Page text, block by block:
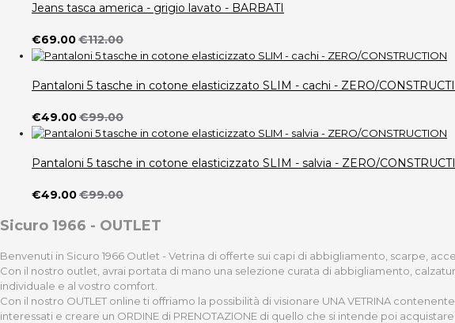
Jeans tasca america - grigio lavato - BARBATI
€69.00€112.00
Pantaloni 5 tasche in cotone elasticizzato SLIM - cachi - ZERO/
€49.00€99.00
Pantaloni 5 tasche in cotone elasticizzato SLIM - salvia - ZERO/
€49.00€99.00
Sicuro 1966 - OUTLET
Benvenuti in Sicuro 1966 Outlet - Vetrina di offerte sui capi di abbigliamento, scarpe,
Con il nostro outlet, avrai portata di mano una selezione curata di abbigliamento,
individuale e al vostro comfort.
Con il nostro OUTLET online ti offriamo la possibilità di visionare UNA VETRINA
interessati e creare un ORDINE di PRENOTAZIONE di quello che si intende poi